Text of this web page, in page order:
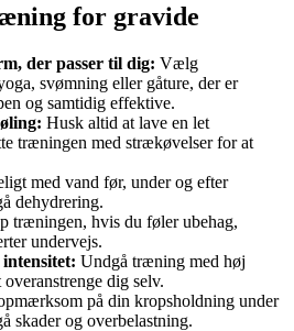
for gravide
der passer til dig: Vælg
svømning eller gåture, der er
og samtidig effektive.
Husk altid at lave en let
træningen med strækøvelser for at
med vand før, under og efter
dehydrering.
træningen, hvis du føler ubehag,
undervejs.
Undgå træning med høj
dig selv.
på din kropsholdning under
skader og overbelastning.